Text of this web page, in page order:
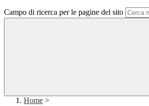
Campo di ricerca per le pagine del sito
Home >